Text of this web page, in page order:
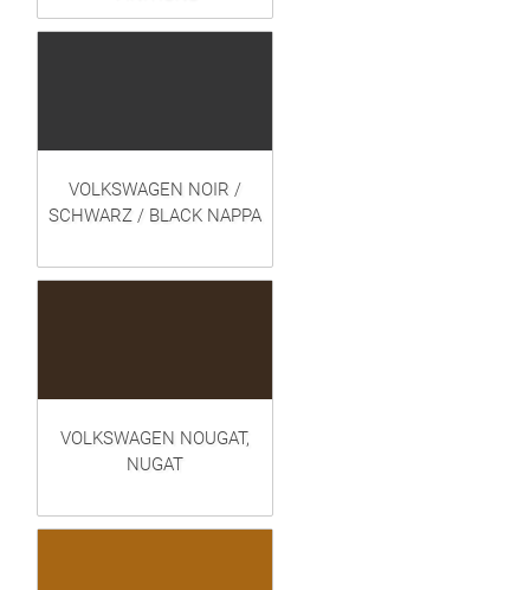
VOLKSWAGEN NOIR /
SCHWARZ / BLACK NAPPA
VOLKSWAGEN NOUGAT,
NUGAT